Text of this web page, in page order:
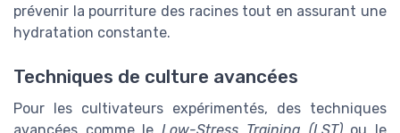
prévenir la pourriture des racines tout en assurant une
hydratation constante.
Techniques de culture avancées
Pour les cultivateurs expérimentés, des techniques
avancées comme leLow-Stress Training (LST)ou le